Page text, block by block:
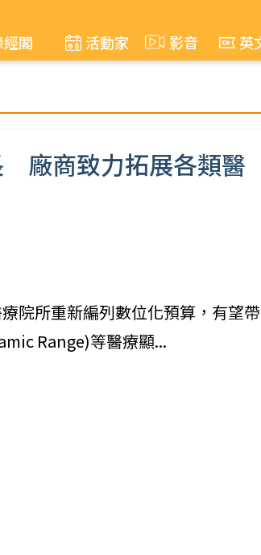
經閣 活動家 影音 英
廠商致力拓展各類醫
院所重新編列數位化預算，有望帶
Range)等醫療顯...